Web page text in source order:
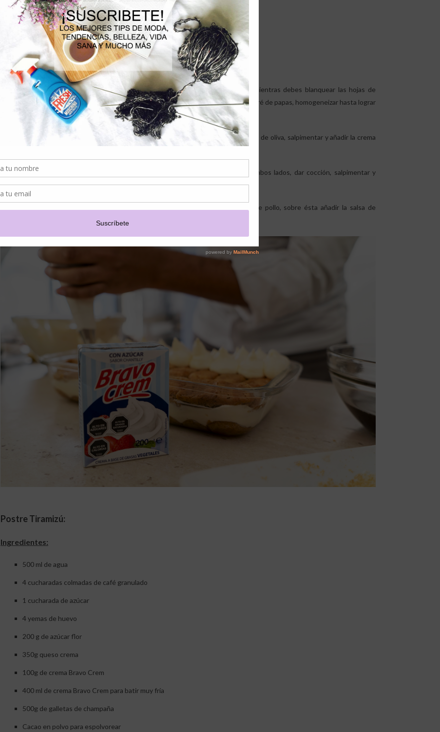
Aceite c/n
Sal c/n
Preparación:
Primero debes hacer el puré de papas tradicional utilizando crema Bravo Crem, mientras debes blanquear las hojas de
espinacas, para luego procesar y formar una pulpa, que luego debes mezclar con el puré de papas, homogeneizar hasta lograr
que quede verde.
Una vez terminado lo anterior, debes saltear los champiñones con un poco de aceite de oliva, salpimentar y añadir la crema
En un sartén con aceite de oliva disponer la pechuga de pollo hasta dorar por ambos lados, dar cocción, salpimentar y
agregar orégano.
y por último realizar tres quenelles de puré de espinacas y trozos de pechuga de pollo, sobre ésta añadir la salsa de
champiñones, decorar con (berros) opcional.
Postre Tiramizú:
Ingredientes:
500 ml de agua
4 cucharadas colmadas de café granulado
1 cucharada de azúcar
4 yemas de huevo
200 g de azúcar flor
350g queso crema
100g de crema Bravo Crem
400 ml de crema Bravo Crem para batir muy fría
500g de galletas de champaña
Cacao en polvo para espolvorear